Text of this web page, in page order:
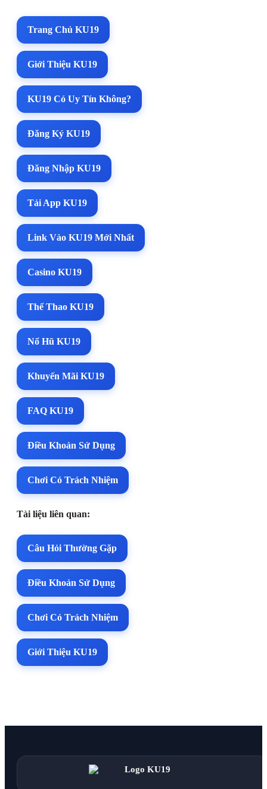
Trang Chủ KU19
Giới Thiệu KU19
KU19 Có Uy Tín Không?
Đăng Ký KU19
Đăng Nhập KU19
Tải App KU19
Link Vào KU19 Mới Nhất
Casino KU19
Thể Thao KU19
Nổ Hũ KU19
Khuyến Mãi KU19
FAQ KU19
Điều Khoản Sử Dụng
Chơi Có Trách Nhiệm
Tài liệu liên quan:
Câu Hỏi Thường Gặp
Điều Khoản Sử Dụng
Chơi Có Trách Nhiệm
Giới Thiệu KU19